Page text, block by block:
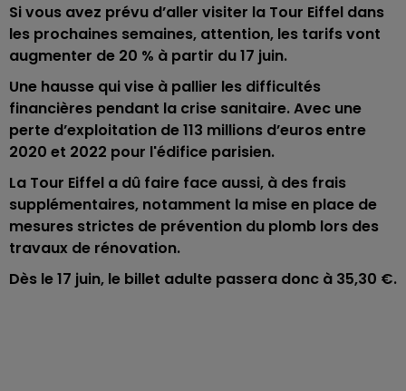
Si vous avez prévu d’aller visiter la Tour Eiffel dans
les prochaines semaines, attention, les tarifs vont
augmenter de 20 % à partir du 17 juin.
Une hausse qui vise à pallier les difficultés
financières pendant la crise sanitaire. Avec une
perte d’exploitation de 113 millions d’euros entre
2020 et 2022 pour l'édifice parisien.
La Tour Eiffel a dû faire face aussi, à des frais
supplémentaires, notamment la mise en place de
mesures strictes de prévention du plomb lors des
travaux de rénovation.
Dès le 17 juin, le billet adulte passera donc à 35,30 €.